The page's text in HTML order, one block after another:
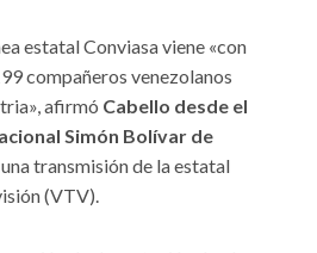
estatal Conviasa viene «con
compañeros venezolanos
afirmó Cabello desde el
Simón Bolívar de
transmisión de la estatal
(VTV).